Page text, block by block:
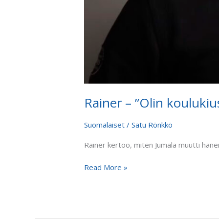
Rainer – ”Olin
Suomalaiset /Satu Rönkkö
Rainer kertoo, miten Jumala muutti
Read More »